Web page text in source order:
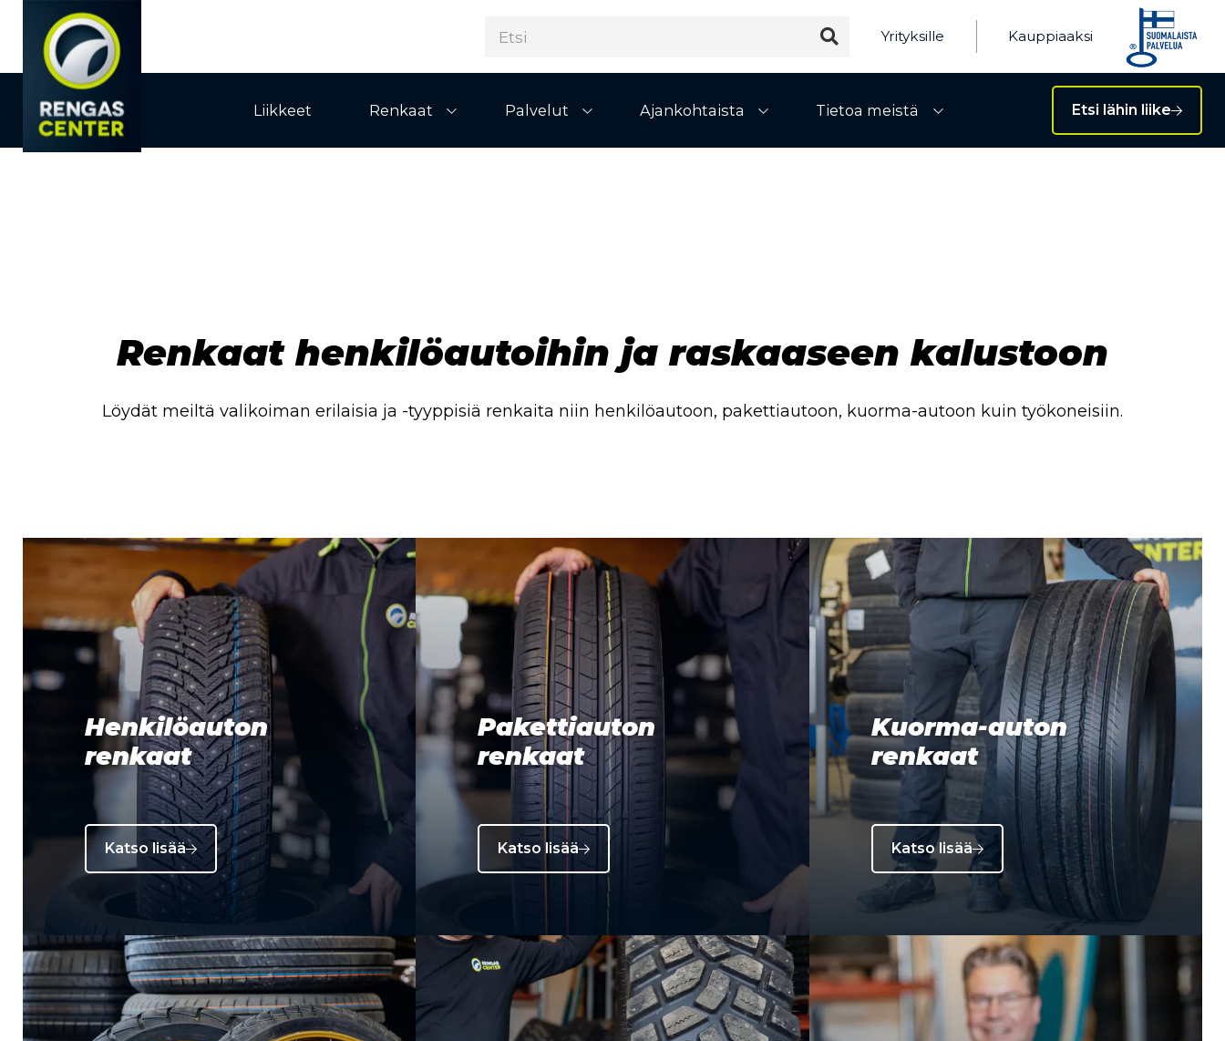
Yrityksille Kauppiaaksi
Liikkeet Renkaat
Avaa alivalikko
Palvelut
Avaa alivalikko
Ajankohtaista
Avaa alivalikko
Tietoa meistä Etsi lähin liike
Renkaat henkilöautoihin ja raskaaseen kalustoon
Löydät meiltä valikoiman erilaisia ja -tyyppisiä renkaita niin henkilöautoon, pakettiautoon, kuorma-autoon kuin työkoneisiin.
Henkilöauton
renkaat
Katso lisää
Pakettiauton
renkaat
Katso lisää
Kuorma-auton
renkaat
Katso lisää